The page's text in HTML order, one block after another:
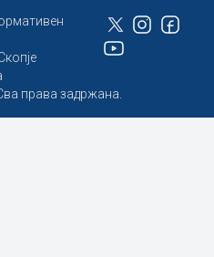
права задржана.